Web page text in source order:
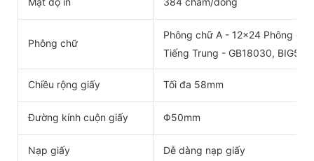
Phông chữ
Phông chữ A - 12x24 Phông
Tiếng Trung - GB18030, BIG5
Chiều rộng giấy Tối đa 58mm
Đường kính cuộn giấy Φ50mm
Nạp giấy Dễ dàng nạp giấy